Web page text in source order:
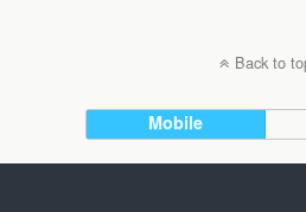
Back to
Mobile